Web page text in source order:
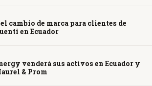
cambio de marca para clientes de
en Ecuador
venderá sus activos en Ecuador y
& Prom